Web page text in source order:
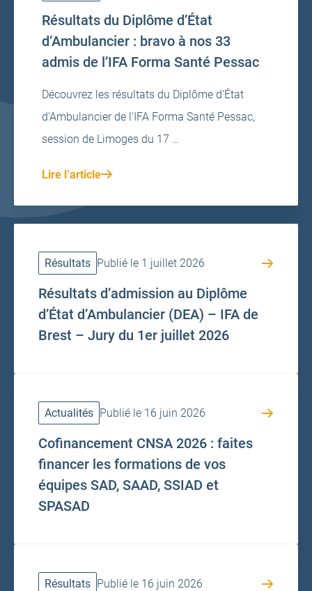
Résultats du Diplôme d’État
d’Ambulancier : bravo à nos 33
admis de l’IFA Forma Santé Pessac
Découvrez les résultats du Diplôme d'État
d'Ambulancier de l'IFA Forma Santé Pessac,
session de Limoges du 17 …
Lire l’article
Résultats Publié le 1 juillet 2026
Résultats d’admission au Diplôme
d’État d’Ambulancier (DEA) – IFA de
Brest – Jury du 1er juillet 2026
Actualités Publié le 16 juin 2026
Cofinancement CNSA 2026 : faites
financer les formations de vos
équipes SAD, SAAD, SSIAD et
SPASAD
Résultats Publié le 16 juin 2026